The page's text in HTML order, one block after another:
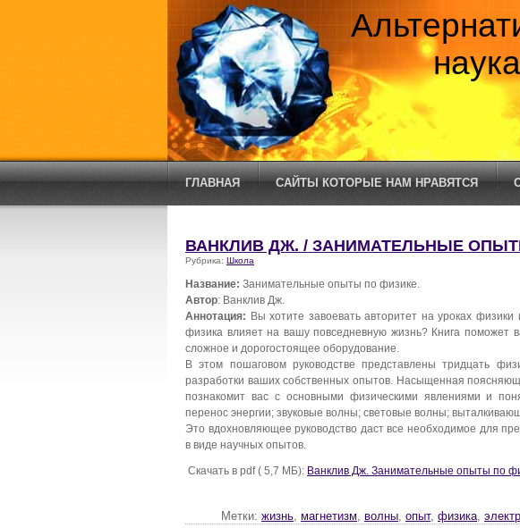
наука
ГЛАВНАЯ САЙТЫ КОТОРЫЕ НАМ НРАВЯТСЯ
ВАНКЛИВ ДЖ. / ЗАНИМАТЕЛЬНЫЕ
Рубрика: Школа
Название: Занимательные опыты по физике.
Автор: Ванклив Дж.
Аннотация: Вы хотите завоевать авторитет на уроках
физика влияет на вашу повседневную жизнь? Книга поможет
сложное и дорогостоящее оборудование.
В этом пошаговом руководстве представлены тридцать
разработки ваших собственных опытов. Насыщенная
познакомит вас с основными физическими явлениями и
перенос энергии; звуковые волны; световые волны;
Это вдохновляющее руководство даст все необходимое для
в виде научных опытов.
Скачать в pdf ( 5,7 МБ): Ванклив Дж. Занимательные опыты по
Метки: жизнь, магнетизм, волны, опыт, физика,